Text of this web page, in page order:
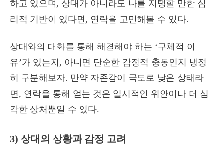
하고 있으며, 상대가 아니라도 나를 지탱할 만한 심
리적 기반이 있다면, 연락을 고민해볼 수 있다.
상대와의 대화를 통해 해결해야 하는 ‘구체적 이
유’가 있는지, 아니면 단순한 감정적 충동인지 냉정
히 구분해보자. 만약 자존감이 극도로 낮은 상태라
면, 연락을 통해 얻는 것은 일시적인 위안이나 더 심
각한 상처뿐일 수 있다.
3) 상대의 상황과 감정 고려